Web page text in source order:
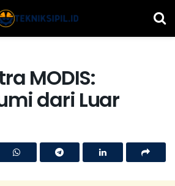
MODIS:
dari Luar